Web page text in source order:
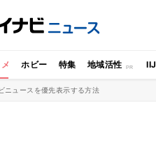
ホビー 特集 地域活性 IIJ
ニュースを優先表示する方法